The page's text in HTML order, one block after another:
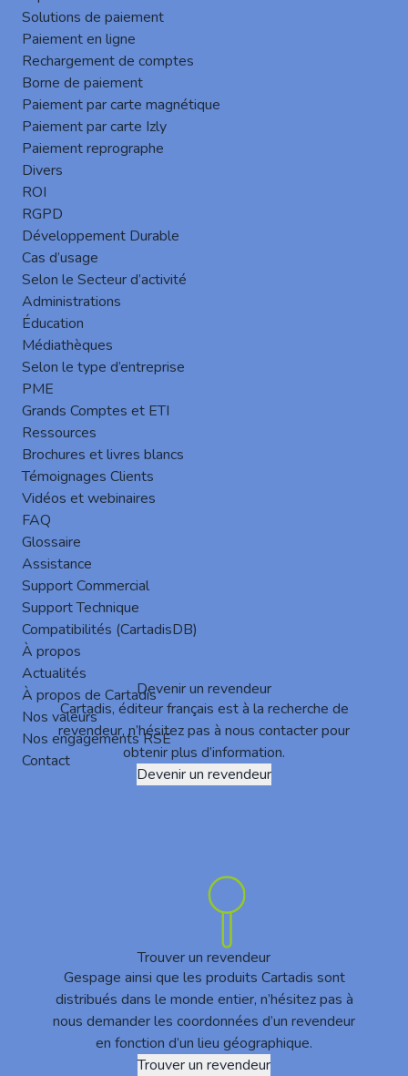
Solutions de paiement
Paiement en ligne
Rechargement de comptes
Borne de paiement
Paiement par carte magnétique
Paiement par carte Izly
Paiement reprographe
Divers
ROI
RGPD
Développement Durable
Cas d’usage
Selon le Secteur d’activité
Administrations
Éducation
Médiathèques
Selon le type d’entreprise
PME
Grands Comptes et ETI
Ressources
Brochures et livres blancs
Témoignages Clients
Vidéos et webinaires
FAQ
Glossaire
Assistance
Support Commercial
Support Technique
Compatibilités (CartadisDB)
À propos
Actualités
À propos de Cartadis
Nos valeurs
Nos engagements RSE
Contact
fonctionnalités Gespage Mobile.
Le collaborateur peut alors récupérer le document lors de
sa venue dans les locaux ou peut permettre à un autre
collaborateur ayant les droits de délégation de l’imprimer
(secrétaire, service reprographie)
Imprimer en home office, na jamais été aussi simple !
Consultez nos autres
Suivez nous sur les réseaux sociaux pour être à jour de nos
actualités !
Facebook
Twitter
LinkedIn
Devenir un revendeur
Cartadis, éditeur français est à la recherche de
revendeur, n’hésitez pas à nous contacter pour
obtenir plus d’information.
Devenir un revendeur
Trouver un revendeur
Gespage ainsi que les produits Cartadis sont
distribués dans le monde entier, n’hésitez pas à
nous demander les coordonnées d’un revendeur
en fonction d’un lieu géographique.
Trouver un revendeur